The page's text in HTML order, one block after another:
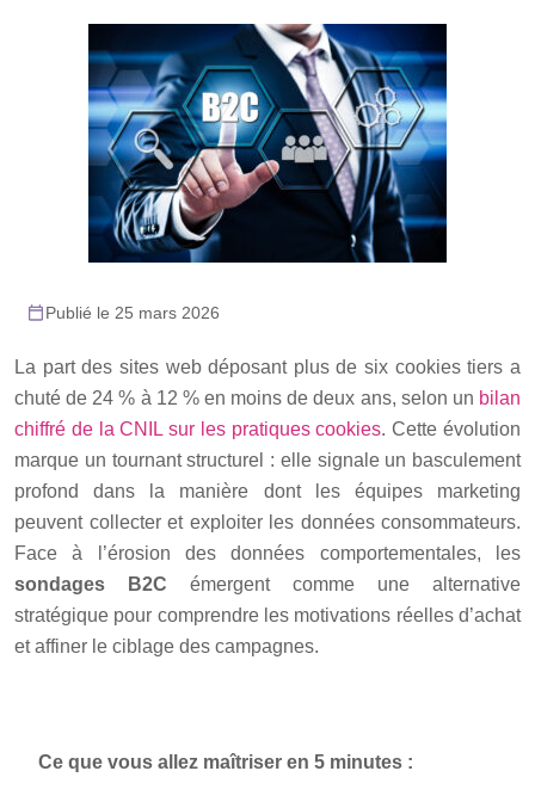
Publié le 25 mars 2026
La part des sites web déposant plus de six cookies tiers a
chuté de 24 % à 12 % en moins de deux ans, selon un bilan
chiffré de la CNIL sur les pratiques cookies. Cette évolution
marque un tournant structurel : elle signale un basculement
profond dans la manière dont les équipes marketing
peuvent collecter et exploiter les données consommateurs.
Face à l’érosion des données comportementales, les
sondages B2C émergent comme une alternative
stratégique pour comprendre les motivations réelles d’achat
et affiner le ciblage des campagnes.
Ce que vous allez maîtriser en 5 minutes :